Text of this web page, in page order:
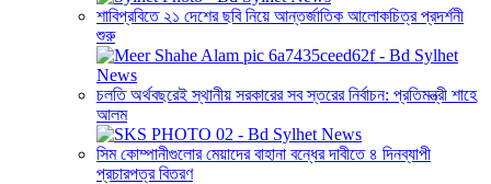
শাবিপ্রবিতে ২১ দেশের ছবি নিয়ে আন্তর্জাতিক আলোকচিত্র প্রদর্শনী
শুরু
চলতি অর্থবছরেই স্থানীয় সরকারের সব স্তরের নির্বাচন: প্রতিমন্ত্রী শাহে
আলম
সিম কোম্পানীগুলোর মেয়াদের বাহানা বন্ধের দাবীতে ৪ দিনব্যাপী
প্রচারপত্র বিতরণ